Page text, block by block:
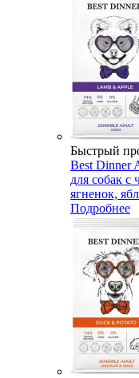
Быстрый
Best Dinner
для собак с
ягненок,
Подробнее